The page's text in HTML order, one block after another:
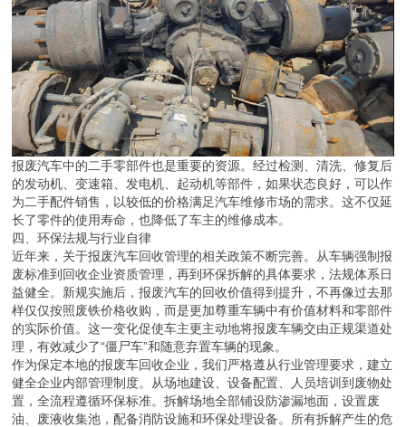
报废汽车中的二手零部件也是重要的资源。经过检测、清洗、修复后
的发动机、变速箱、发电机、起动机等部件，如果状态良好，可以作
为二手配件销售，以较低的价格满足汽车维修市场的需求。这不仅延
长了零件的使用寿命，也降低了车主的维修成本。
四、环保法规与行业自律
近年来，关于报废汽车回收管理的相关政策不断完善。从车辆强制报
废标准到回收企业资质管理，再到环保拆解的具体要求，法规体系日
益健全。新规实施后，报废汽车的回收价值得到提升，不再像过去那
样仅仅按照废铁价格收购，而是更加尊重车辆中有价值材料和零部件
的实际价值。这一变化促使车主更主动地将报废车辆交由正规渠道处
理，有效减少了“僵尸车”和随意弃置车辆的现象。
作为保定本地的报废车回收企业，我们严格遵从行业管理要求，建立
健全企业内部管理制度。从场地建设、设备配置、人员培训到废物处
置，全流程遵循环保标准。拆解场地全部铺设防渗漏地面，设置废
油、废液收集池，配备消防设施和环保处理设备。所有拆解产生的危